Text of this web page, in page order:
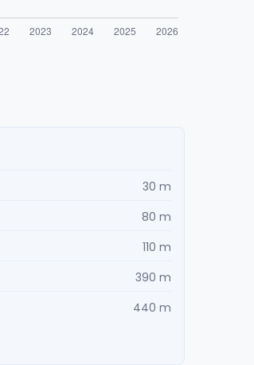
30 m
80 m
110 m
390 m
440 m